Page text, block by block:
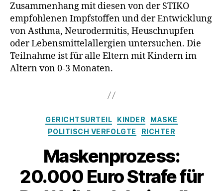
Zusammenhang mit diesen von der STIKO
empfohlenen Impfstoffen und der Entwicklung
von Asthma, Neurodermitis, Heuschnupfen
oder Lebensmittelallergien untersuchen. Die
Teilnahme ist für alle Eltern mit Kindern im
Altern von 0-3 Monaten.
Kategorien
GERICHTSURTEIL KINDER
MASKE
POLITISCH VERFOLGTE
RICHTER
Maskenprozess:
20.000 Euro Strafe für